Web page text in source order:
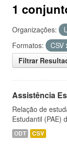
1
Organizações:
Formatos:
CSV
Filtrar
Assistência
Relação de
Estudantil (PAE)
ODT CSV